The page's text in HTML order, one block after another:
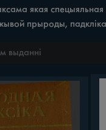
якая
прыроды,